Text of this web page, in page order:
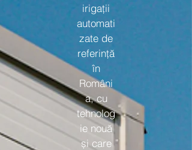
irigații
automati
zate de
referință
în
Români
a, cu
tehnolog
ie nouă
și care